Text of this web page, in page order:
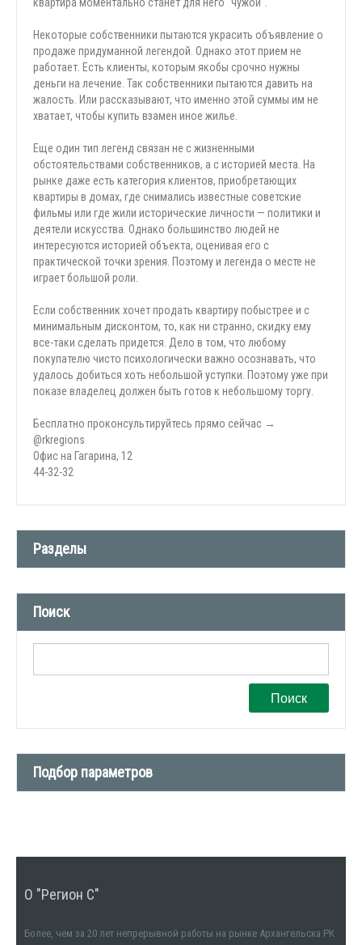
Некоторые собственники пытаются украсить объявление о
продаже придуманной легендой. Однако этот прием не
работает. Есть клиенты, которым якобы срочно нужны
деньги на лечение. Так собственники пытаются давить на
жалость. Или рассказывают, что именно этой суммы им не
хватает, чтобы купить взамен иное жилье.
Еще один тип легенд связан не с жизненными
обстоятельствами собственников, а с историей места. На
рынке даже есть категория клиентов, приобретающих
квартиры в домах, где снимались известные советские
фильмы или где жили исторические личности — политики и
деятели искусства. Однако большинство людей не
интересуются историей объекта, оценивая его с
практической точки зрения. Поэтому и легенда о месте не
играет большой роли.
Если собственник хочет продать квартиру побыстрее и с
минимальным дисконтом, то, как ни странно, скидку ему
все-таки сделать придется. Дело в том, что любому
покупателю чисто психологически важно осознавать, что
удалось добиться хоть небольшой уступки. Поэтому уже при
показе владелец должен быть готов к небольшому торгу.
Бесплатно проконсультируйтесь прямо сейчас →
@rkregions
Офис на Гагарина, 12
44-32-32
Разделы
Новости компании (509)
СМИ о нас (1)
Поиск
Поиск
Подбор параметров
Количество комнат
О "Регион С"
Более, чем за 20 лет непрерывной работы на рынке Архангельска РК